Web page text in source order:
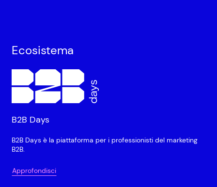
Ecosistema
B2B Days
B2B Days è la piattaforma per i professionisti del marketing
B2B.
Approfondisci